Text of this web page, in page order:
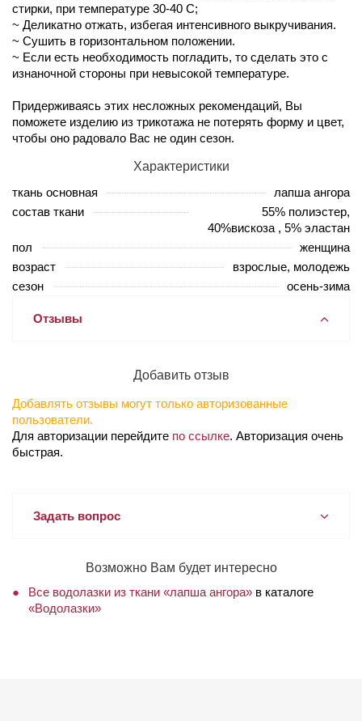
стирки, при температуре 30-40 С;
~ Деликатно отжать, избегая интенсивного выкручивания.
~ Сушить в горизонтальном положении.
~ Если есть необходимость погладить, то сделать это с
изнаночной стороны при невысокой температуре.
Придерживаясь этих несложных рекомендаций, Вы
поможете изделию из трикотажа не потерять форму и цвет,
чтобы оно радовало Вас не один сезон.
Характеристики
ткань основная
лапша ангора
состав ткани
55% полиэстер,
40%вискоза , 5% эластан
пол
женщина
возраст
взрослые, молодежь
сезон
осень-зима
Отзывы
Добавить отзыв
Добавлять отзывы могут только авторизованные
пользователи.
Для авторизации перейдите по ссылке. Авторизация очень
быстрая.
Задать вопрос
Возможно Вам будет интересно
Все водолазки из ткани «лапша ангора» в каталоге
«Водолазки»